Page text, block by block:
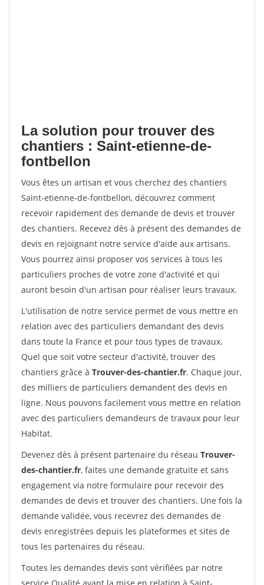
La solution pour trouver des
chantiers : Saint-etienne-de-
fontbellon
Vous êtes un artisan et vous cherchez des chantiers
Saint-etienne-de-fontbellon, découvrez comment
recevoir rapidement des demande de devis et trouver
des chantiers. Recevez dès à présent des demandes de
devis en rejoignant notre service d'aide aux artisans.
Vous pourrez ainsi proposer vos services à tous les
particuliers proches de votre zone d'activité et qui
auront besoin d'un artisan pour réaliser leurs travaux.
L'utilisation de notre service permet de vous mettre en
relation avec des particuliers demandant des devis
dans toute la France et pour tous types de travaux.
Quel que soit votre secteur d'activité, trouver des
chantiers grâce à Trouver-des-chantier.fr. Chaque jour,
des milliers de particuliers demandent des devis en
ligne. Nous pouvons facilement vous mettre en relation
avec des particuliers demandeurs de travaux pour leur
Habitat.
Devenez dès à présent partenaire du réseau Trouver-
des-chantier.fr, faites une demande gratuite et sans
engagement via notre formulaire pour recevoir des
demandes de devis et trouver des chantiers. Une fois la
demande validée, vous recevrez des demandes de
devis enregistrées depuis les plateformes et sites de
tous les partenaires du réseau.
Toutes les demandes devis sont vérifiées par notre